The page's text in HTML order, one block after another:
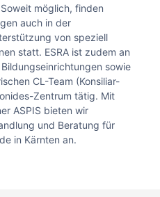
möglich, finden
auch in der
von speziell
statt. ESRA ist zudem an
sowie
CL-Team (Konsiliar-
Zentrum tätig. Mit
ASPIS bieten wir
und Beratung für
in Kärnten an.